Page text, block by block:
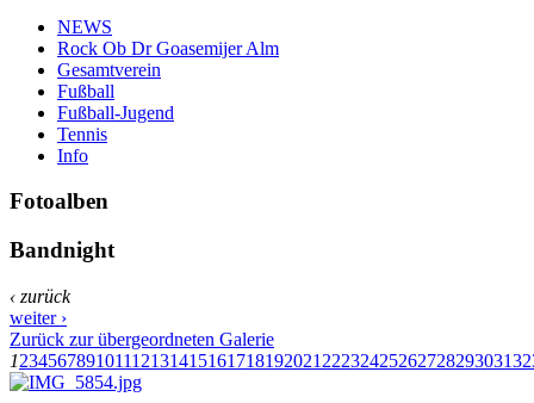
NEWS
Rock Ob Dr Goasemijer Alm
Gesamtverein
Fußball
Fußball-Jugend
Tennis
Info
Fotoalben
Bandnight
‹ zurück
weiter ›
Zurück zur übergeordneten Galerie
123456789101112131415161718192021 2223242526272829303132